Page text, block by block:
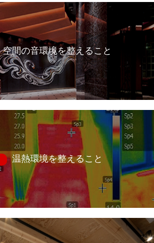
空間の音環境を整えること
温熱環境を整えること